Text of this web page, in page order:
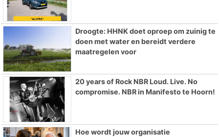
Droogte: HHNK doet oproep om zuinig te
doen met water en bereidt verdere
maatregelen voor
20 years of Rock NBR Loud. Live. No
compromise. NBR in Manifesto te Hoorn!
Hoe wordt jouw organisatie